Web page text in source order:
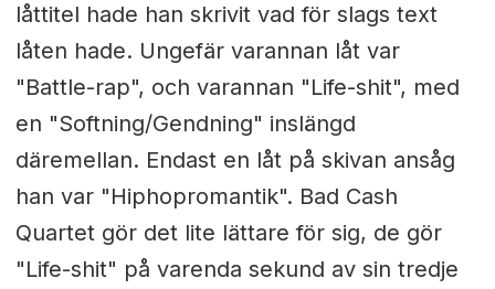
låttitel hade han skrivit vad för slags text
låten hade. Ungefär varannan låt var
"Battle-rap", och varannan "Life-shit", med
en "Softning/Gendning" inslängd
däremellan. Endast en låt på skivan ansåg
han var "Hiphopromantik". Bad Cash
Quartet gör det lite lättare för sig, de gör
"Life-shit" på varenda sekund av sin tredje